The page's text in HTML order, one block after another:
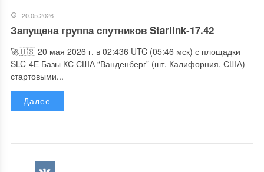
20.05.2026
Запущена группа спутников Starlink-17.42
🚀🇺🇸 20 мая 2026 г. в 02:436 UTC (05:46 мск) с площадки
SLC-4Е Базы КС США “Ванденберг” (шт. Калифорния, США)
стартовыми...
Далее